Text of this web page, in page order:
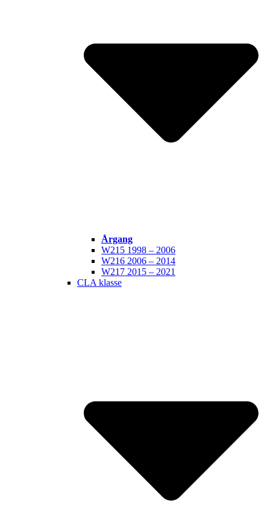
Årgang
W215 1998 – 2006
W216 2006 – 2014
W217 2015 – 2021
CLA klasse